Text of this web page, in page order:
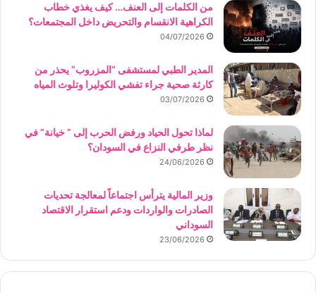
من الكلمات إلى العنف… كيف يغذي خطاب
الكراهية الانقسام والتحريض داخل المجتمعات؟
04/07/2026
المدير الطبي لمستشفى “المزروب” يحذر من
كارثة صحية جراء تفشي الكوليرا وتلوث المياه
03/07/2026
لماذا تحول الحياد ورفض الحرب إلى ” خيانة” في
نظر طرفي النزاع في السودان؟
24/06/2026
وزير المالية يترأس اجتماعاً لمعالجة تحديات
الصادرات والواردات ودعم استقرار الاقتصاد
السوداني
23/06/2026